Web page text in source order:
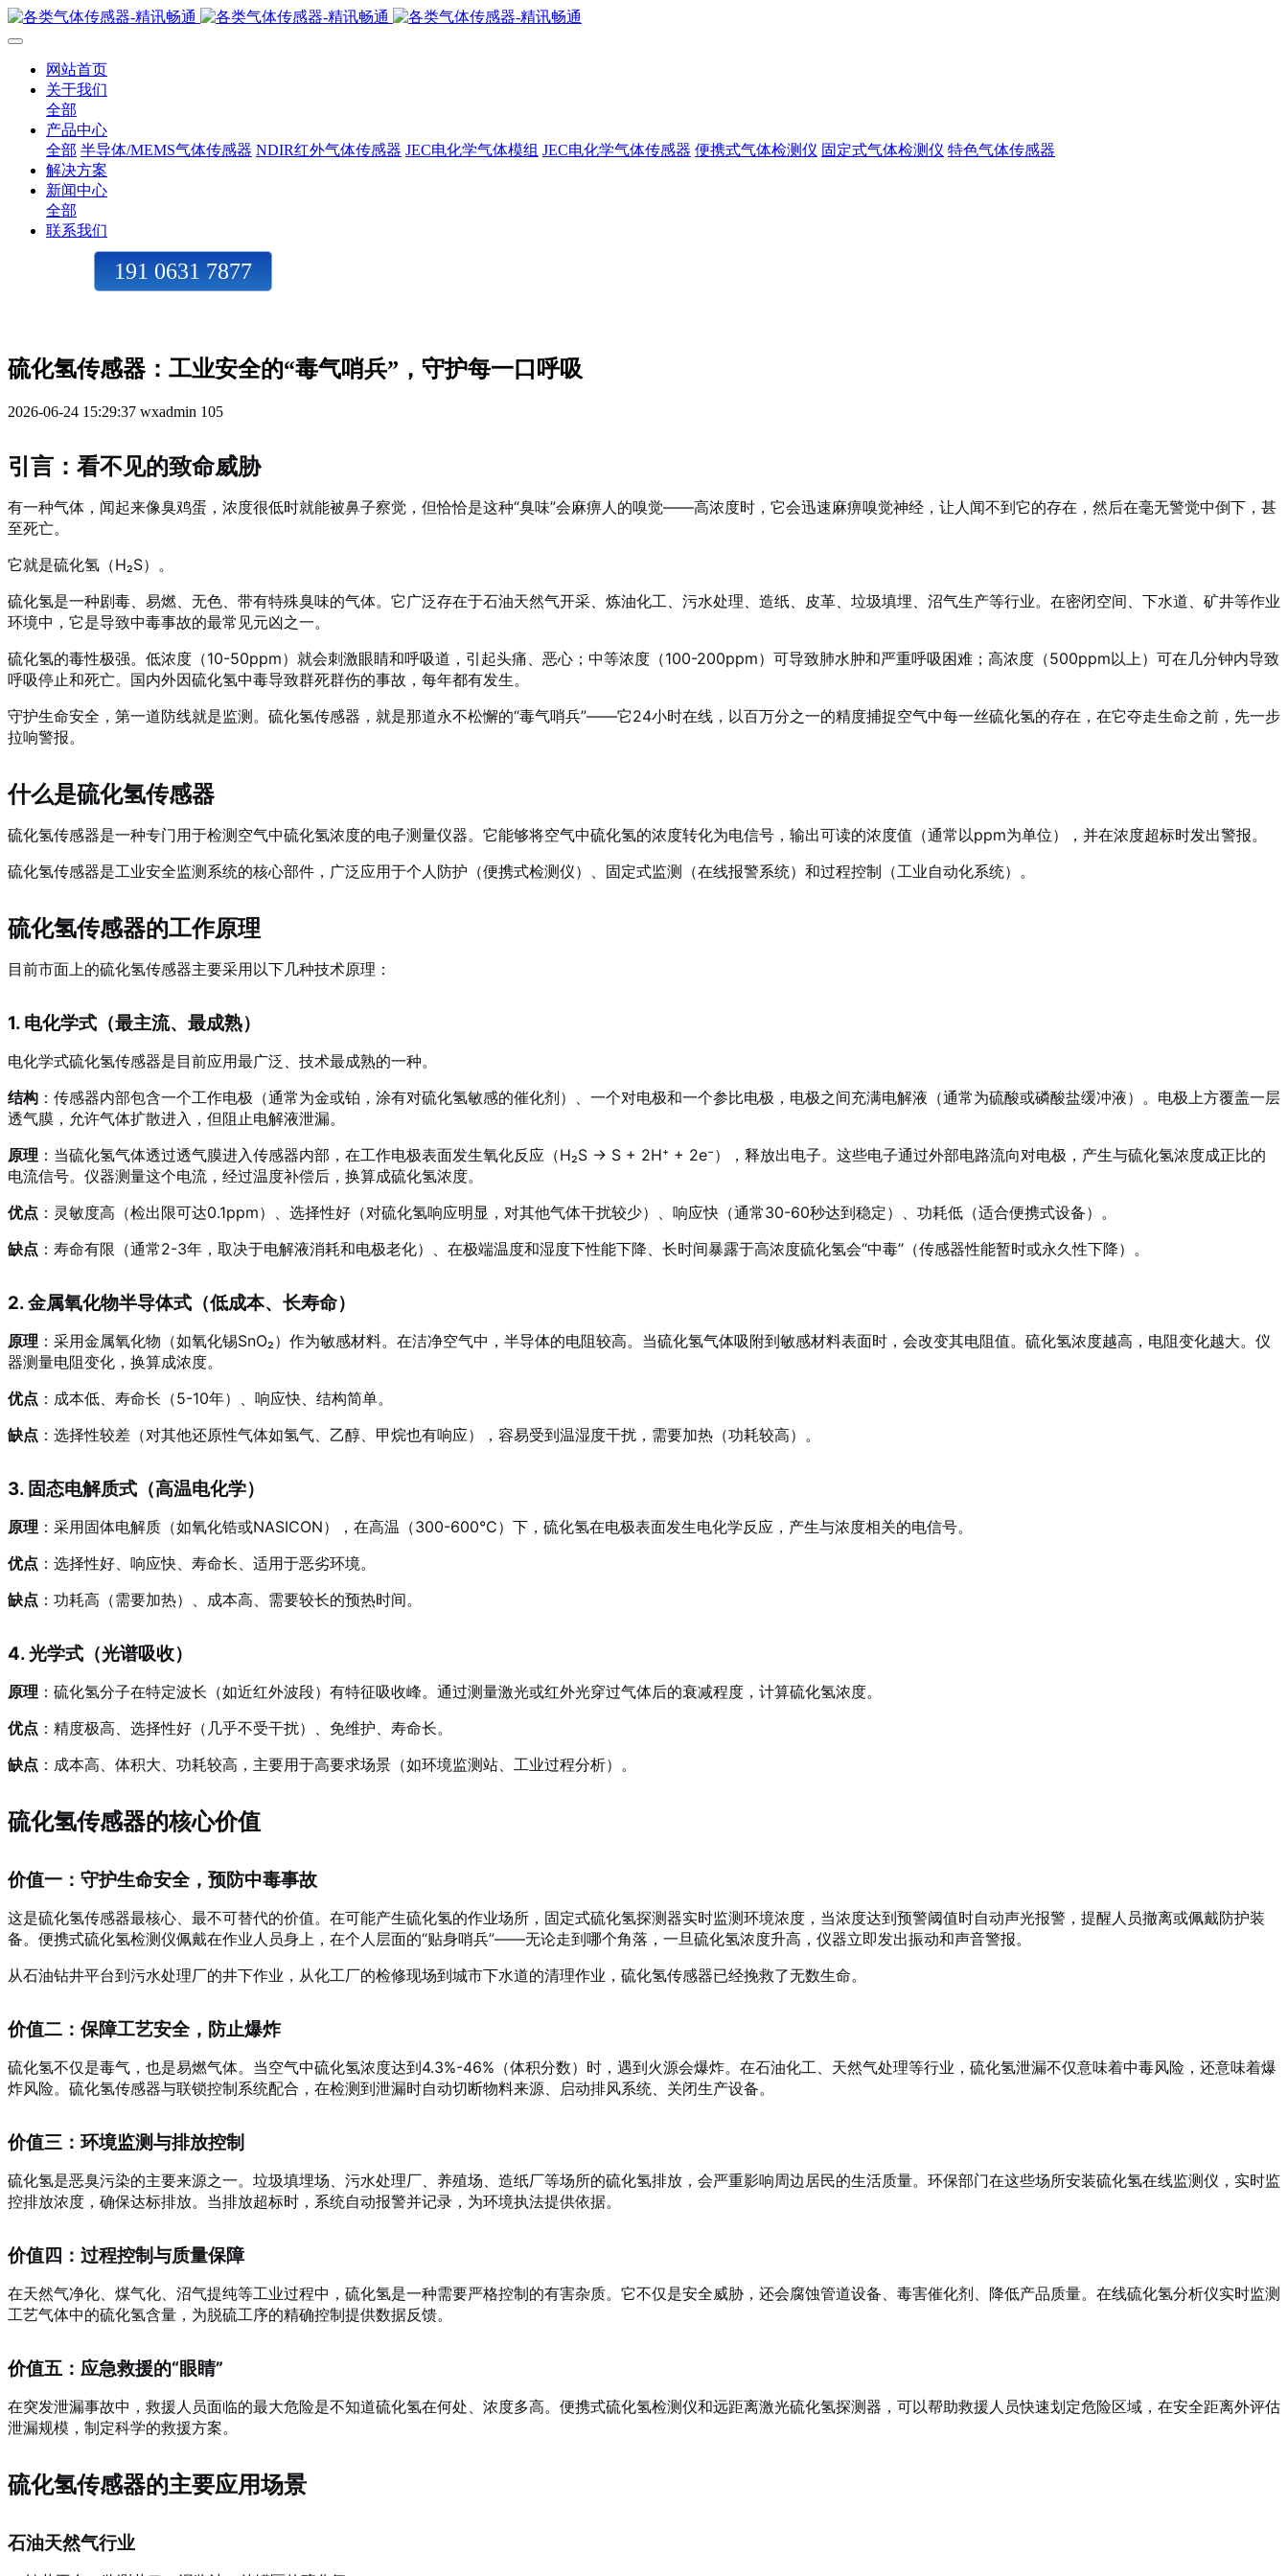
网站首页
关于我们
全部
产品中心
全部 半导体/MEMS气体传感器 NDIR红外气体传感器 JEC电化学气体模组 JEC电化学气体传感器 便携式气体检测仪 固定式气体检测仪 特色气体传感器
解决方案
新闻中心
全部
联系我们
191 0631 7877
硫化氢传感器：工业安全的“毒气哨兵”，守护每一口呼吸
2026-06-24 15:29:37 wxadmin 105
引言：看不见的致命威胁
有一种气体，闻起来像臭鸡蛋，浓度很低时就能被鼻子察觉，但恰恰是这种“臭味”会麻痹人的嗅觉——高浓度时，它会迅速麻痹嗅觉神经，让人闻不到它的存在，然后在毫无警觉中倒下，甚
至死亡。
它就是硫化氢（H₂S）。
硫化氢是一种剧毒、易燃、无色、带有特殊臭味的气体。它广泛存在于石油天然气开采、炼油化工、污水处理、造纸、皮革、垃圾填埋、沼气生产等行业。在密闭空间、下水道、矿井等作业
环境中，它是导致中毒事故的最常见元凶之一。
硫化氢的毒性极强。低浓度（10-50ppm）就会刺激眼睛和呼吸道，引起头痛、恶心；中等浓度（100-200ppm）可导致肺水肿和严重呼吸困难；高浓度（500ppm以上）可在几分钟内导致
呼吸停止和死亡。国内外因硫化氢中毒导致群死群伤的事故，每年都有发生。
守护生命安全，第一道防线就是监测。硫化氢传感器，就是那道永不松懈的“毒气哨兵”——它24小时在线，以百万分之一的精度捕捉空气中每一丝硫化氢的存在，在它夺走生命之前，先一步
拉响警报。
什么是硫化氢传感器
硫化氢传感器是一种专门用于检测空气中硫化氢浓度的电子测量仪器。它能够将空气中硫化氢的浓度转化为电信号，输出可读的浓度值（通常以ppm为单位），并在浓度超标时发出警报。
硫化氢传感器是工业安全监测系统的核心部件，广泛应用于个人防护（便携式检测仪）、固定式监测（在线报警系统）和过程控制（工业自动化系统）。
硫化氢传感器的工作原理
目前市面上的硫化氢传感器主要采用以下几种技术原理：
1. 电化学式（最主流、最成熟）
电化学式硫化氢传感器是目前应用最广泛、技术最成熟的一种。
结构 ：传感器内部包含一个工作电极（通常为金或铂，涂有对硫化氢敏感的催化剂）、一个对电极和一个参比电极，电极之间充满电解液（通常为硫酸或磷酸盐缓冲液）。电极上方覆盖一层
透气膜，允许气体扩散进入，但阻止电解液泄漏。
原理 ：当硫化氢气体透过透气膜进入传感器内部，在工作电极表面发生氧化反应（H₂S → S + 2H⁺ + 2e⁻），释放出电子。这些电子通过外部电路流向对电极，产生与硫化氢浓度成正比的
电流信号。仪器测量这个电流，经过温度补偿后，换算成硫化氢浓度。
优点 ：灵敏度高（检出限可达0.1ppm）、选择性好（对硫化氢响应明显，对其他气体干扰较少）、响应快（通常30-60秒达到稳定）、功耗低（适合便携式设备）。
缺点 ：寿命有限（通常2-3年，取决于电解液消耗和电极老化）、在极端温度和湿度下性能下降、长时间暴露于高浓度硫化氢会“中毒”（传感器性能暂时或永久性下降）。
2. 金属氧化物半导体式（低成本、长寿命）
原理 ：采用金属氧化物（如氧化锡SnO₂）作为敏感材料。在洁净空气中，半导体的电阻较高。当硫化氢气体吸附到敏感材料表面时，会改变其电阻值。硫化氢浓度越高，电阻变化越大。仪
器测量电阻变化，换算成浓度。
优点 ：成本低、寿命长（5-10年）、响应快、结构简单。
缺点 ：选择性较差（对其他还原性气体如氢气、乙醇、甲烷也有响应），容易受到温湿度干扰，需要加热（功耗较高）。
3. 固态电解质式（高温电化学）
原理 ：采用固体电解质（如氧化锆或NASICON），在高温（300-600°C）下，硫化氢在电极表面发生电化学反应，产生与浓度相关的电信号。
优点 ：选择性好、响应快、寿命长、适用于恶劣环境。
缺点 ：功耗高（需要加热）、成本高、需要较长的预热时间。
4. 光学式（光谱吸收）
原理 ：硫化氢分子在特定波长（如近红外波段）有特征吸收峰。通过测量激光或红外光穿过气体后的衰减程度，计算硫化氢浓度。
优点 ：精度极高、选择性好（几乎不受干扰）、免维护、寿命长。
缺点 ：成本高、体积大、功耗较高，主要用于高要求场景（如环境监测站、工业过程分析）。
硫化氢传感器的核心价值
价值一：守护生命安全，预防中毒事故
这是硫化氢传感器最核心、最不可替代的价值。在可能产生硫化氢的作业场所，固定式硫化氢探测器实时监测环境浓度，当浓度达到预警阈值时自动声光报警，提醒人员撤离或佩戴防护装
备。便携式硫化氢检测仪佩戴在作业人员身上，在个人层面的“贴身哨兵”——无论走到哪个角落，一旦硫化氢浓度升高，仪器立即发出振动和声音警报。
从石油钻井平台到污水处理厂的井下作业，从化工厂的检修现场到城市下水道的清理作业，硫化氢传感器已经挽救了无数生命。
价值二：保障工艺安全，防止爆炸
硫化氢不仅是毒气，也是易燃气体。当空气中硫化氢浓度达到4.3%-46%（体积分数）时，遇到火源会爆炸。在石油化工、天然气处理等行业，硫化氢泄漏不仅意味着中毒风险，还意味着爆
炸风险。硫化氢传感器与联锁控制系统配合，在检测到泄漏时自动切断物料来源、启动排风系统、关闭生产设备。
价值三：环境监测与排放控制
硫化氢是恶臭污染的主要来源之一。垃圾填埋场、污水处理厂、养殖场、造纸厂等场所的硫化氢排放，会严重影响周边居民的生活质量。环保部门在这些场所安装硫化氢在线监测仪，实时监
控排放浓度，确保达标排放。当排放超标时，系统自动报警并记录，为环境执法提供依据。
价值四：过程控制与质量保障
在天然气净化、煤气化、沼气提纯等工业过程中，硫化氢是一种需要严格控制的有害杂质。它不仅是安全威胁，还会腐蚀管道设备、毒害催化剂、降低产品质量。在线硫化氢分析仪实时监测
工艺气体中的硫化氢含量，为脱硫工序的精确控制提供数据反馈。
价值五：应急救援的“眼睛”
在突发泄漏事故中，救援人员面临的最大危险是不知道硫化氢在何处、浓度多高。便携式硫化氢检测仪和远距离激光硫化氢探测器，可以帮助救援人员快速划定危险区域，在安全距离外评估
泄漏规模，制定科学的救援方案。
硫化氢传感器的主要应用场景
石油天然气行业